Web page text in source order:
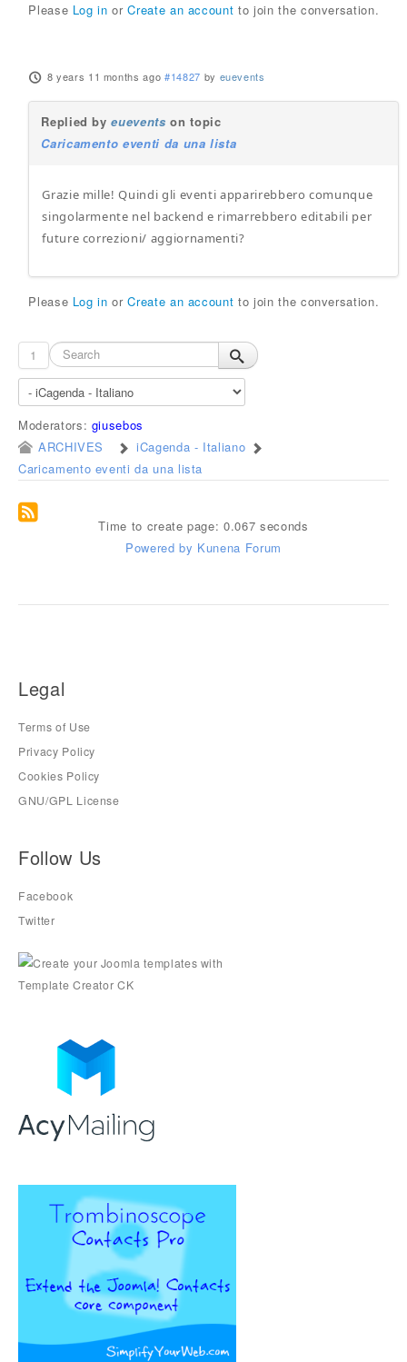
Please Log in orCreate an account to join the conversation.
8 years 11 months ago #14827 by euevents
Replied byeuevents on topic
Caricamento eventi da una lista
Grazie mille! Quindi gli eventi apparirebbero comunque
singolarmente nel backend e rimarrebbero editabili per
future correzioni/ aggiornamenti?
Please Log in orCreate an account to join the conversation.
1
Moderators: giusebos
ARCHIVES
iCagenda - Italiano
Caricamento eventi da una lista
Time to create page: 0.067 seconds
Powered by Kunena Forum
Legal
Terms of Use
Privacy Policy
Cookies Policy
GNU/GPL License
Follow Us
Facebook
Twitter